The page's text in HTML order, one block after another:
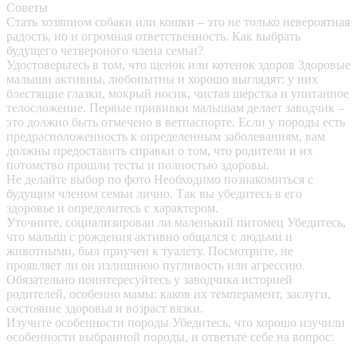
Советы
Стать хозяином собаки или кошки – это не только невероятная
радость, но и огромная ответственность. Как выбрать
будущего четвероного члена семьи?
Удостоверьтесь в том, что щенок или котенок здоров Здоровые
малыши активны, любопытны и хорошо выглядят: у них
блестящие глазки, мокрый носик, чистая шерстка и упитанное
телосложение. Первые прививки малышам делает заводчик –
это должно быть отмечено в ветпаспорте. Если у породы есть
предрасположенность к определенным заболеваниям, вам
должны предоставить справки о том, что родители и их
потомство прошли тесты и полностью здоровы.
Не делайте выбор по фото Необходимо познакомиться с
будущим членом семьи лично. Так вы убедитесь в его
здоровье и определитесь с характером.
Уточните, социализирован ли маленький питомец Убедитесь,
что малыш с рождения активно общался с людьми и
животными, был приучен к туалету. Посмотрите, не
проявляет ли он излишнюю пугливость или агрессию.
Обязательно поинтересуйтесь у заводчика историей
родителей, особенно мамы: каков их темперамент, заслуги,
состояние здоровья и возраст вязки.
Изучите особенности породы Убедитесь, что хорошо изучили
особенности выбранной породы, и ответьте себе на вопрос: